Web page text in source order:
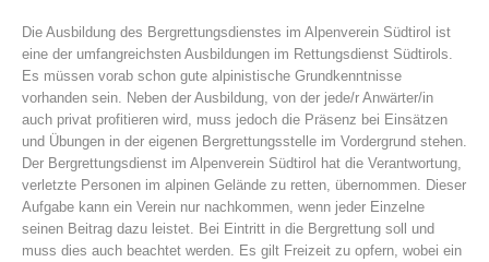
Die Ausbildung des Bergrettungsdienstes im Alpenverein Südtirol ist
eine der umfangreichsten Ausbildungen im Rettungsdienst Südtirols.
Es müssen vorab schon gute alpinistische Grundkenntnisse
vorhanden sein. Neben der Ausbildung, von der jede/r Anwärter/in
auch privat profitieren wird, muss jedoch die Präsenz bei Einsätzen
und Übungen in der eigenen Bergrettungsstelle im Vordergrund stehen.
Der Bergrettungsdienst im Alpenverein Südtirol hat die Verantwortung,
verletzte Personen im alpinen Gelände zu retten, übernommen. Dieser
Aufgabe kann ein Verein nur nachkommen, wenn jeder Einzelne
seinen Beitrag dazu leistet. Bei Eintritt in die Bergrettung soll und
muss dies auch beachtet werden. Es gilt Freizeit zu opfern, wobei ein